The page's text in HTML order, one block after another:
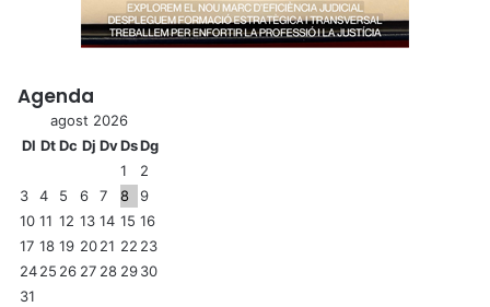
Agenda
agost 2026
Dl DtDc Dj DvDsDg
1
2
3
4 5 6 7 8
9
10 11 12 13 14 15 16
17 18 19 2021 22 23
2425 26 27 28 2930
31